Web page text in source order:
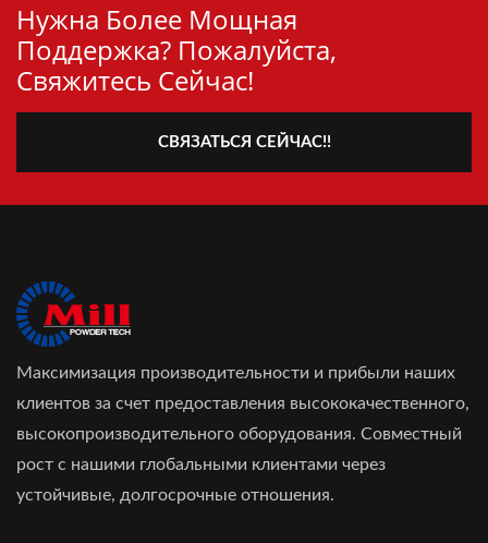
Нужна Более Мощная
Поддержка? Пожалуйста,
Свяжитесь Сейчас!
СВЯЗАТЬСЯ СЕЙЧАС!!
Максимизация производительности и прибыли наших
клиентов за счет предоставления высококачественного,
высокопроизводительного оборудования. Совместный
рост с нашими глобальными клиентами через
устойчивые, долгосрочные отношения.